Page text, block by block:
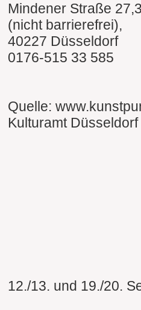
Mindener Straße
(nicht barrierefrei),
40227 Düsseldorf
0176-515 33 585
Quelle:
Kulturamt Düsseldorf
12./13. und 19./20.